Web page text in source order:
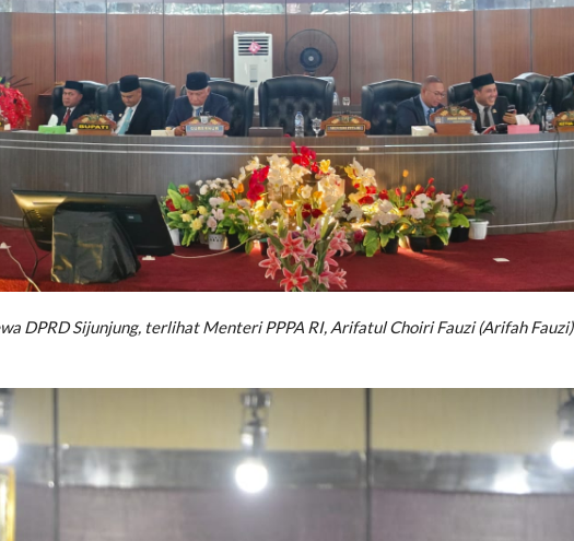
DPRD Sijunjung, terlihat Menteri PPPA RI, Arifatul Choiri Fauzi (Arifah Fauzi)